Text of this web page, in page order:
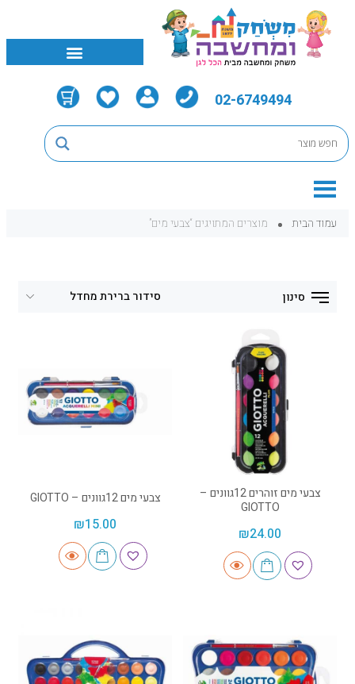
02-6749494
עמוד הבית מוצרים המתויגים “צבעי מים”
סינון
צבעי מים זוהרים 12גוונים –
GIOTTO
₪24.00
צבעי מים 12גוונים – GIOTTO
₪15.00